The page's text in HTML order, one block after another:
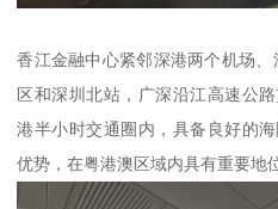
香江金融中心紧邻深港两个机场
区和深圳北站，广深沿江高速公
港半小时交通圈内，具备良好的
优势，在粤港澳区域内具有重要地